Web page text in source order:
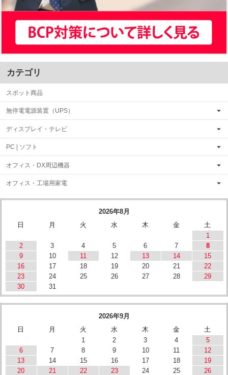
カテゴリ
スポット商品
無停電電源装置（UPS）
ディスプレイ・テレビ
PC | ソフト
オフィス・DX周辺機器
オフィス・工場用家電
2026年8月
日
月 火 水 木 金
土
1
2
3 4 5 6 7
8
9
10 11 12 13 14
15
16
17 18 19 20 21
22
23
24 25 26 27 28
29
30
31
2026年9月
日
月 火 水 木 金
土
1
2 3 4
5
6
7 8 9 10 11
12
13
14 15 16 17 18
19
20
21 22 23 24 25
26